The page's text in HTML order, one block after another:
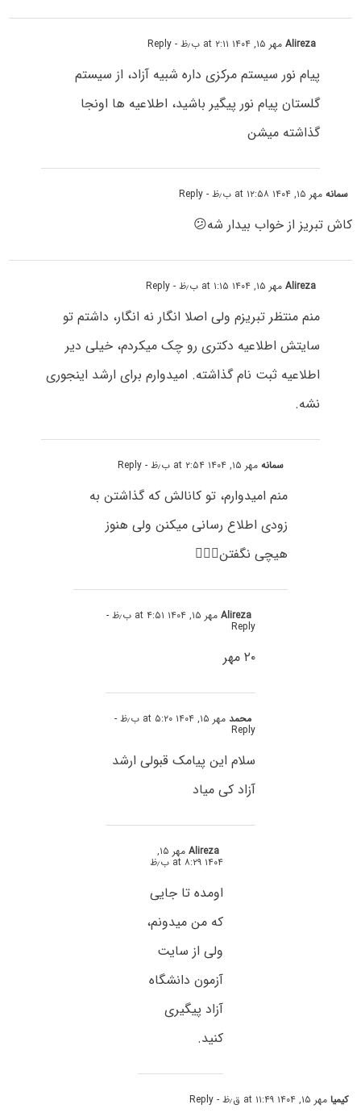
Alirezaمهر ۱۵, ۱۴۰۴ at ۲:۱۱ ب٫ظ - Reply
پیام نور سیستم مرکزی داره شبیه آزاد، از سیستم
گلستان پیام نور پیگیر باشید، اطلاعیه ها اونجا
گذاشته میشن
سمانهمهر ۱۵, ۱۴۰۴ at ۱۲:۵۸ ب٫ظ - Reply
کاش تبریز از خواب بیدار شه😕
Alirezaمهر ۱۵, ۱۴۰۴ at ۱:۱۵ ب٫ظ - Reply
منم منتظر تبریزم ولی اصلا انگار نه انگار، داشتم تو
سایتش اطلاعیه دکتری رو چک میکردم، خیلی دیر
اطلاعیه ثبت نام گذاشته. امیدوارم برای ارشد اینجوری
نشه.
سمانهمهر ۱۵, ۱۴۰۴ at ۲:۵۴ ب٫ظ - Reply
منم امیدوارم، تو کانالش که گذاشتن به
زودی اطلاع رسانی میکنن ولی هنوز
هیچی نگفتن🙎🏻‍♀️
Alirezaمهر ۱۵, ۱۴۰۴ at ۴:۵۱ ب٫ظ -
Reply
۲۰ مهر
محمدمهر ۱۵, ۱۴۰۴ at ۵:۲۰ ب٫ظ -
Reply
سلام این پیامک قبولی ارشد
آزاد کی میاد
Alireza مهر ۱۵,
۱۴۰۴ at ۸:۲۹ ب٫ظ
اومده تا جایی
که من میدونم،
ولی از سایت
آزمون دانشگاه
آزاد پیگیری
کنید.
کیمیامهر ۱۵, ۱۴۰۴ at ۱۱:۴۹ ق٫ظ - Reply